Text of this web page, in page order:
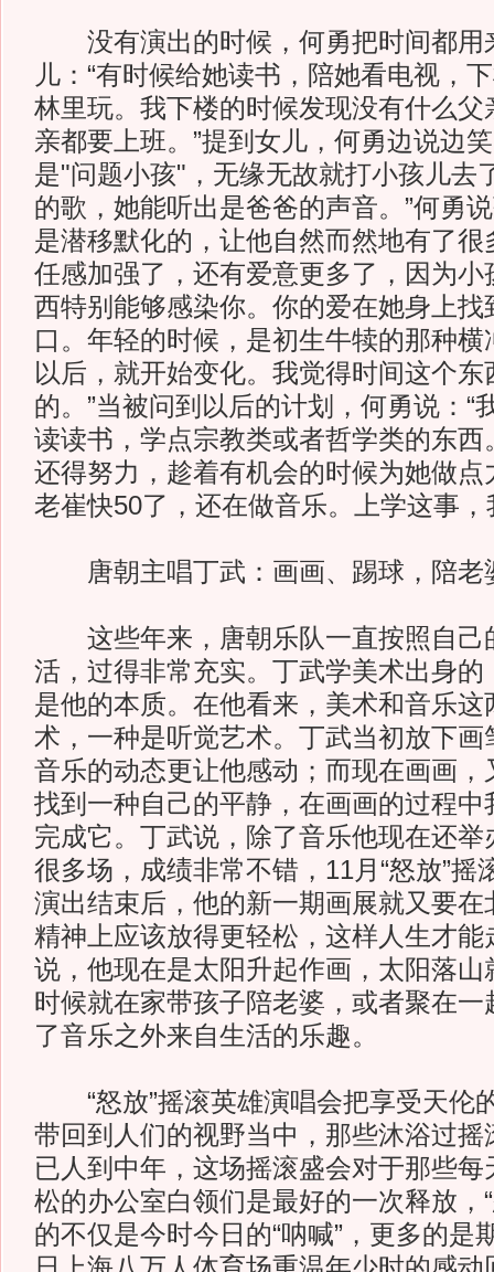
没有演出的时候，何勇把时间都用
儿：“有时候给她读书，陪她看电视，
林里玩。我下楼的时候发现没有什么父
亲都要上班。”提到女儿，何勇边说边
是"问题小孩"，无缘无故就打小孩儿去
的歌，她能听出是爸爸的声音。”何勇
是潜移默化的，让他自然而然地有了很
任感加强了，还有爱意更多了，因为小
西特别能够感染你。你的爱在她身上找
口。年轻的时候，是初生牛犊的那种
以后，就开始变化。我觉得时间这个东
的。”当被问到以后的计划，何勇说：“
读读书，学点宗教类或者哲学类的东西
还得努力，趁着有机会的时候为她做点
老崔快50了，还在做音乐。上学这事，
唐朝主唱丁武：画画、踢球，陪老
这些年来，唐朝乐队一直按照自己
活，过得非常充实。丁武学美术出身的
是他的本质。在他看来，美术和音乐这
术，一种是听觉艺术。丁武当初放下画
音乐的动态更让他感动；而现在画画，
找到一种自己的平静，在画画的过程中
完成它。丁武说，除了音乐他现在还举
很多场，成绩非常不错，11月“怒放”摇
演出结束后，他的新一期画展就又要在
精神上应该放得更轻松，这样人生才能
说，他现在是太阳升起作画，太阳落山
时候就在家带孩子陪老婆，或者聚在一
了音乐之外来自生活的乐趣。
“怒放”摇滚英雄演唱会把享受天伦
带回到人们的视野当中，那些沐浴过摇
已人到中年，这场摇滚盛会对于那些
松的办公室白领们是最好的一次释放，
的不仅是今时今日的“呐喊”，更多的是